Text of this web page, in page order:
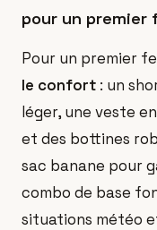
pour un premier
Pour un premier
le confort : un
léger, une veste
et des bottines
sac banane pour
combo de base
situations météo